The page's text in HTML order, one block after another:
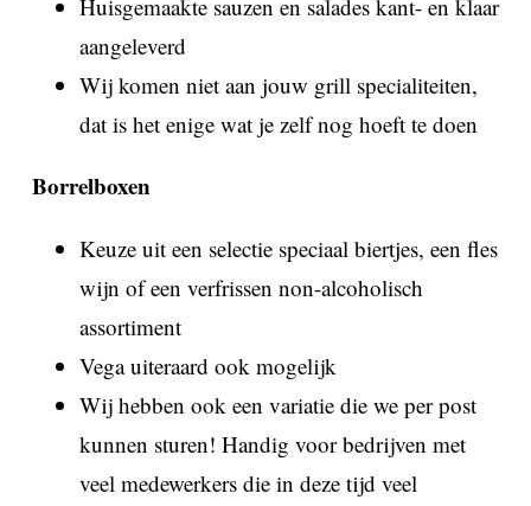
Huisgemaakte sauzen en salades kant- en klaar
aangeleverd
Wij komen niet aan jouw grill specialiteiten,
dat is het enige wat je zelf nog hoeft te doen
Borrelboxen
Keuze uit een selectie speciaal biertjes, een fles
wijn of een verfrissen non-alcoholisch
assortiment
Vega uiteraard ook mogelijk
Wij hebben ook een variatie die we per post
kunnen sturen! Handig voor bedrijven met
veel medewerkers die in deze tijd veel